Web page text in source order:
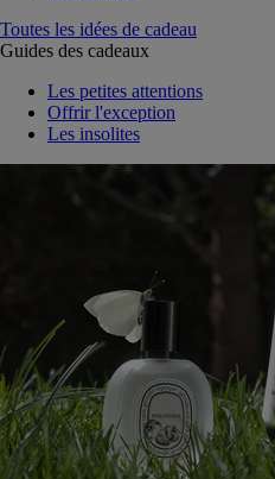
Toutes les idées de cadeau
Guides des cadeaux
Les petites attentions
Offrir l'exception
Les insolites